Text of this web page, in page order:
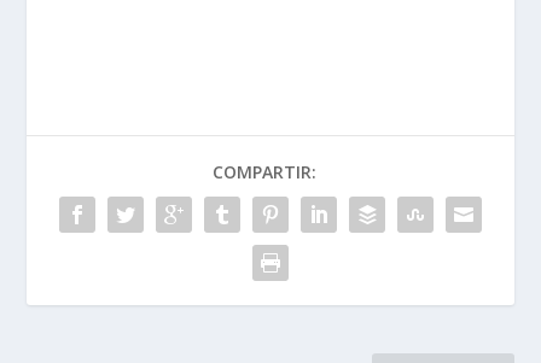
COMPARTIR: